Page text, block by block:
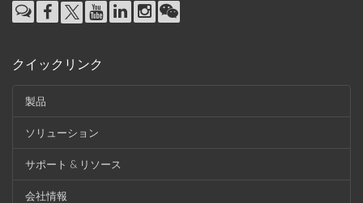
クイックリンク
製品
ソリューション
サポート & リソース
会社情報